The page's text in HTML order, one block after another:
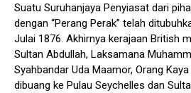
Suatu Suruhanjaya Penyiasat dari
dengan “Perang Perak” telah
Julai 1876. Akhirnya kerajaan British
Sultan Abdullah, Laksamana
Syahbandar Uda Maamor, Orang
dibuang ke Pulau Seychelles dan